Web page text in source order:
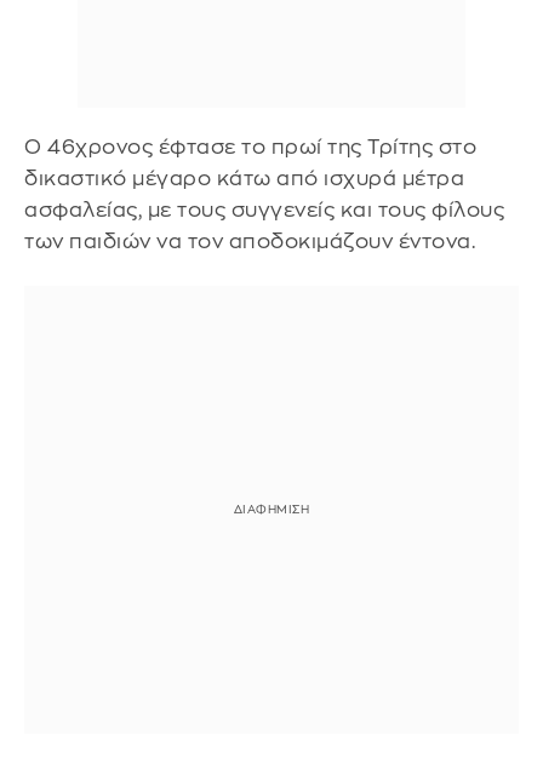
Ο 46χρονος έφτασε το πρωί της Τρίτης στο
δικαστικό μέγαρο κάτω από ισχυρά μέτρα
ασφαλείας, με τους συγγενείς και τους φίλους
των παιδιών να τον αποδοκιμάζουν έντονα.